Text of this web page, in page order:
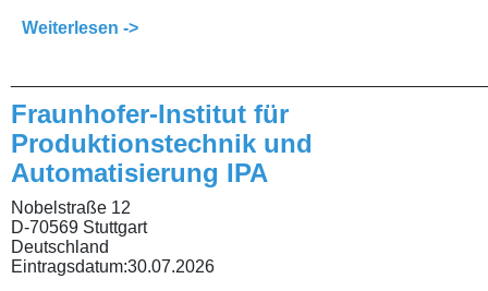
Weiterlesen ->
Fraunhofer-Institut für
Produktionstechnik und
Automatisierung IPA
Nobelstraße 12
D-70569 Stuttgart
Deutschland
Eintragsdatum:30.07.2026